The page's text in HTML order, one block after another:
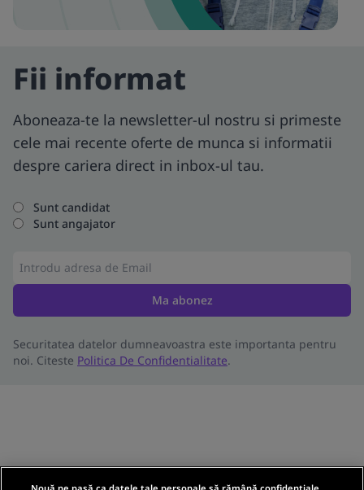
Fii informat
Aboneaza-te la newsletter-ul nostru si primeste
cele mai recente oferte de munca si informatii
despre cariera direct in inbox-ul tau.
Sunt candidat
Sunt angajator
Ma abonez
Securitatea datelor dumneavoastra este importanta pentru
noi. Citeste Politica De Confidentialitate.